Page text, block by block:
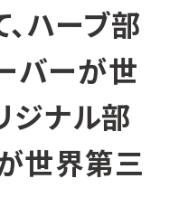
ハーブ部
バーが世
ジナル部
世界第三